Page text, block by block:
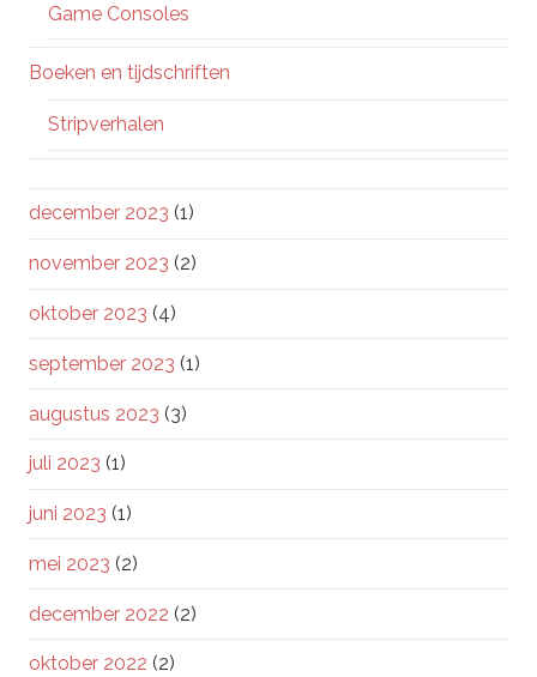
Game Consoles
Boeken en tijdschriften
Stripverhalen
december 2023 (1)
november 2023 (2)
oktober 2023 (4)
september 2023 (1)
augustus 2023 (3)
juli 2023 (1)
juni 2023 (1)
mei 2023 (2)
december 2022 (2)
oktober 2022 (2)